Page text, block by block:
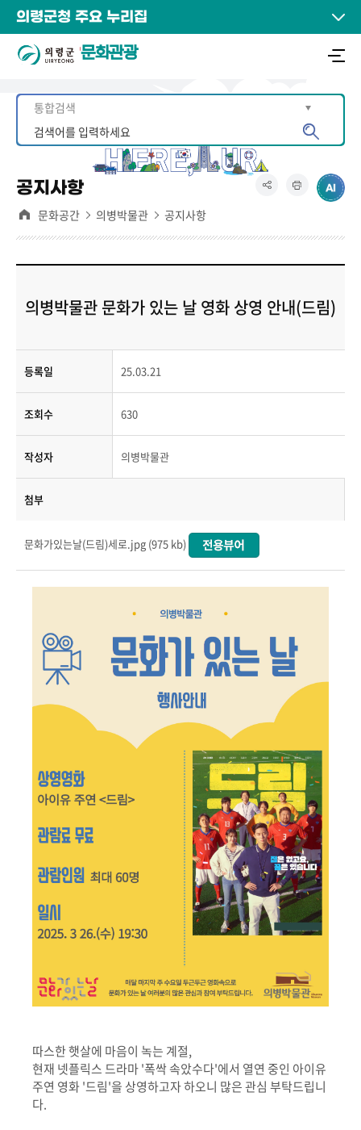
의령군청 주요 누리집
문화관광
공지사항
문화공간 의병박물관 공지사항
의병박물관 문화가 있는 날 영화 상영 안내(드림)
등록일 25.03.21
조회수 630
작성자 의병박물관
첨부
문화가있는날(드림)세로.jpg (975 kb)
따스한 햇살에 마음이 녹는 계절,
현재 넷플릭스 드라마 '폭싹 속았수다'에서 열연 중인 아이유
주연 영화 '드림'을 상영하고자 하오니 많은 관심 부탁드립니
다.